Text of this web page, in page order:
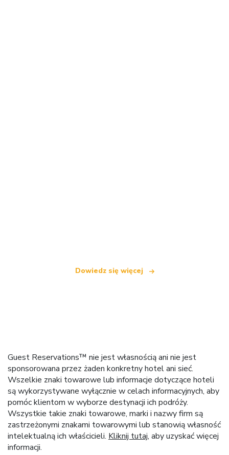
Dowiedz się więcej
Guest Reservations™ nie jest własnością ani nie jest
sponsorowana przez żaden konkretny hotel ani sieć.
Wszelkie znaki towarowe lub informacje dotyczące hoteli
są wykorzystywane wyłącznie w celach informacyjnych, aby
pomóc klientom w wyborze destynacji ich podróży.
Wszystkie takie znaki towarowe, marki i nazwy firm są
zastrzeżonymi znakami towarowymi lub stanowią własność
intelektualną ich właścicieli. Kliknij tutaj, aby uzyskać więcej
informacji.